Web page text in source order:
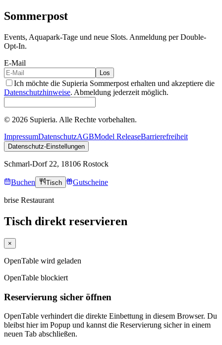
Sommerpost
Events, Aquapark-Tage und neue Slots. Anmeldung per Double-
Opt-In.
E-Mail
Los
Ich möchte die Supieria Sommerpost erhalten und akzeptiere die
Datenschutzhinweise. Abmeldung jederzeit möglich.
© 2026 Supieria. Alle Rechte vorbehalten.
ImpressumDatenschutzAGBModel ReleaseBarrierefreiheit
Datenschutz-Einstellungen
Schmarl-Dorf 22, 18106 Rostock
Buchen Tisch Gutscheine
brise Restaurant
Tisch direkt reservieren
×
OpenTable wird geladen
OpenTable blockiert
Reservierung sicher öffnen
OpenTable verhindert die direkte Einbettung in diesem Browser. Du
bleibst hier im Popup und kannst die Reservierung sicher in einem
neuen Tab abschließen.